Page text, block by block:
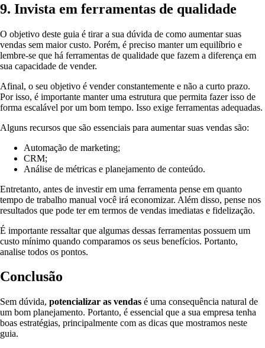
9. Invista em ferramentas de qualidade
O objetivo deste guia é tirar a sua dúvida de como aumentar suas
vendas sem maior custo. Porém, é preciso manter um equilíbrio e
lembre-se que há ferramentas de qualidade que fazem a diferença em
sua capacidade de vender.
Afinal, o seu objetivo é vender constantemente e não a curto prazo.
Por isso, é importante manter uma estrutura que permita fazer isso de
forma escalável por um bom tempo. Isso exige ferramentas adequadas.
Alguns recursos que são essenciais para aumentar suas vendas são:
Automação de marketing;
CRM;
Análise de métricas e planejamento de conteúdo.
Entretanto, antes de investir em uma ferramenta pense em quanto
tempo de trabalho manual você irá economizar. Além disso, pense nos
resultados que pode ter em termos de vendas imediatas e fidelização.
É importante ressaltar que algumas dessas ferramentas possuem um
custo mínimo quando comparamos os seus benefícios. Portanto,
analise todos os pontos.
Conclusão
Sem dúvida, potencializar as vendas é uma consequência natural de
um bom planejamento. Portanto, é essencial que a sua empresa tenha
boas estratégias, principalmente com as dicas que mostramos neste
guia.